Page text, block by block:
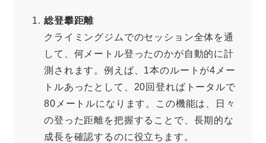
総登攀距離
クライミングジムでのセッション全体を通
して、何メートル登ったのかが自動的に計
測されます。例えば、1本のルートが4メー
トルあったとして、20回登ればトータルで
80メートルになります。この機能は、日々
の登った距離を把握することで、長期的な
成長を確認するのに役立ちます。